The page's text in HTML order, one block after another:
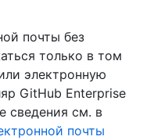
почты без
только в том
электронную
GitHub Enterprise
сведения см. в
почты